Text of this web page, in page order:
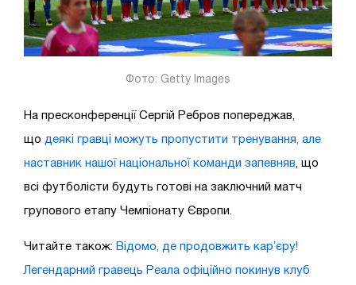
Фото: Getty Images
На пресконференції Сергій Ребров попереджав,
що деякі гравці можуть пропустити тренування, але
наставник нашої національної команди запевняв, що
всі футболісти будуть готові на заключний матч
групового етапу Чемпіонату Європи.
Читайте також: Відомо, де продовжить карʼєру!
Легендарний гравець Реала офіційно покинув клуб